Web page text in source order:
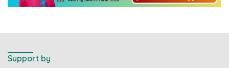
Support by